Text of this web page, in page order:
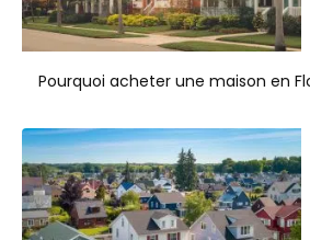
Pourquoi acheter une maison en